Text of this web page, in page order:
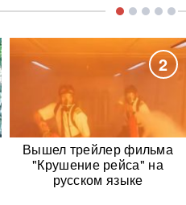
2
Вышел трейлер фильма
"Крушение рейса" на
русском языке